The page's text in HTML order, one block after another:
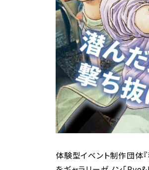
体験型イベント制作団体